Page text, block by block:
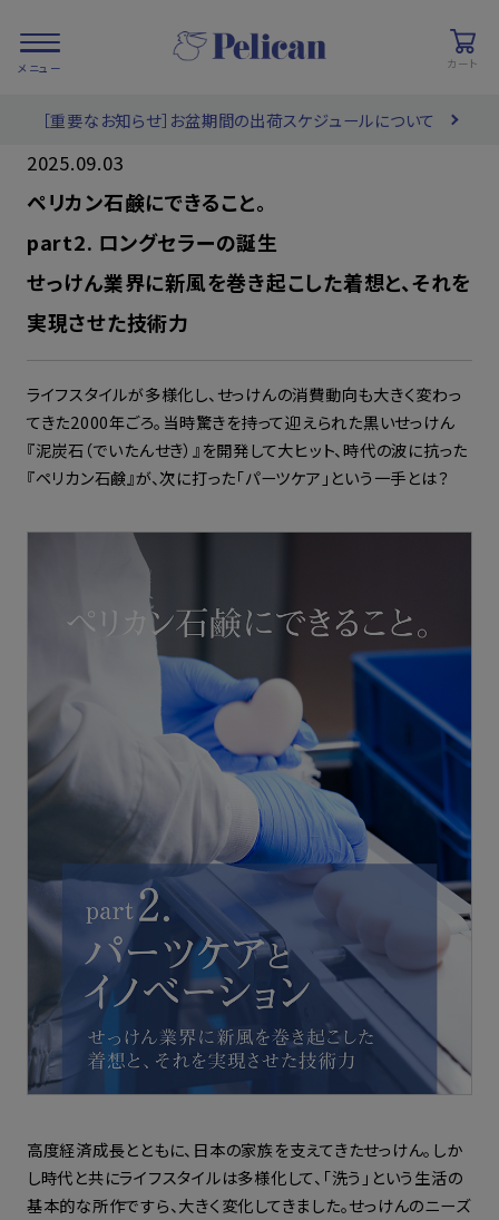
カート
PRODUCTS/ 商品を探す
COLLECTIONS/ ブランド一覧
お問い合わせ
ペリカン石鹸について
ご利用案内
よくあるご質問
会員登録でお得
NEWS一覧
利用規約
［重要なお知らせ］お盆期間の出荷スケジュールについて
2025.09.03
ペリカン石鹸にできること。
part2. ロングセラーの誕生
せっけん業界に新風を巻き起こした着想と、それを
実現させた技術力
ライフスタイルが多様化し、せっけんの消費動向も大きく変わっ
てきた2000年ごろ。当時驚きを持って迎えられた黒いせっけん
『泥炭石（でいたんせき）』を開発して大ヒット、時代の波に抗った
『ペリカン石鹸』が、次に打った「パーツケア」という一手とは？
高度経済成長とともに、日本の家族を支えてきたせっけん。しか
し時代と共にライフスタイルは多様化して、「洗う」という生活の
基本的な所作ですら、大きく変化してきました。せっけんのニーズ